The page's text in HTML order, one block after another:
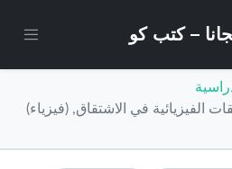
الفيزيائية في الاشتقاق, (فيزياء)